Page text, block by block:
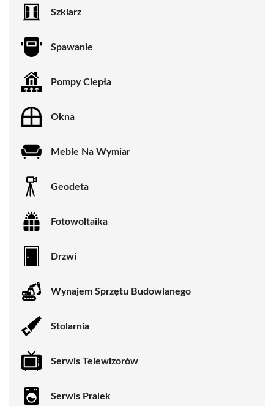
Szklarz
Spawanie
Pompy Ciepła
Okna
Meble Na Wymiar
Geodeta
Fotowoltaika
Drzwi
Wynajem Sprzętu Budowlanego
Stolarnia
Serwis Telewizorów
Serwis Pralek